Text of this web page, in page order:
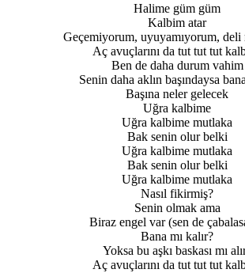
Halime güm güm
Kalbim atar
Geçemiyorum, uyuyamıyorum,
Aç avuçlarını da tut tut tut
Ben de daha durum vahim
Senin daha aklın başındaysa
Başına neler gelecek
Uğra kalbime
Uğra kalbime mutlaka
Bak senin olur belki
Uğra kalbime mutlaka
Bak senin olur belki
Uğra kalbime mutlaka
Nasıl fikirmiş?
Senin olmak ama
Biraz engel var (sen de
Bana mı kalır?
Yoksa bu aşkı baskası mı
Aç avuçlarını da tut tut tut